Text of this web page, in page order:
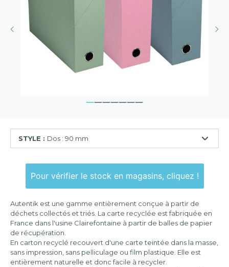
STYLE : Dos : 90 mm
mm
Pour vérifier le stock en magasins, cliquez !
Autentik est une gamme entièrement conçue à partir de
déchets collectés et triés. La carte recyclée est fabriquée en
France dans l'usine Clairefontaine à partir de balles de papier
de récupération.
En carton recyclé recouvert d'une carte teintée dans la masse,
sans impression, sans pelliculage ou film plastique. Elle est
entièrement naturelle et donc facile à recycler.